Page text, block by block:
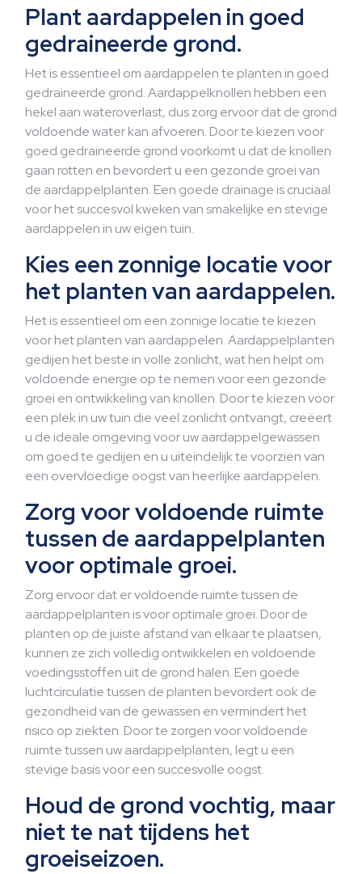
Plant aardappelen in goed
gedraineerde grond.
Het is essentieel om aardappelen te planten in goed
gedraineerde grond. Aardappelknollen hebben een
hekel aan wateroverlast, dus zorg ervoor dat de grond
voldoende water kan afvoeren. Door te kiezen voor
goed gedraineerde grond voorkomt u dat de knollen
gaan rotten en bevordert u een gezonde groei van
de aardappelplanten. Een goede drainage is cruciaal
voor het succesvol kweken van smakelijke en stevige
aardappelen in uw eigen tuin.
Kies een zonnige locatie voor
het planten van aardappelen.
Het is essentieel om een zonnige locatie te kiezen
voor het planten van aardappelen. Aardappelplanten
gedijen het beste in volle zonlicht, wat hen helpt om
voldoende energie op te nemen voor een gezonde
groei en ontwikkeling van knollen. Door te kiezen voor
een plek in uw tuin die veel zonlicht ontvangt, creëert
u de ideale omgeving voor uw aardappelgewassen
om goed te gedijen en u uiteindelijk te voorzien van
een overvloedige oogst van heerlijke aardappelen.
Zorg voor voldoende ruimte
tussen de aardappelplanten
voor optimale groei.
Zorg ervoor dat er voldoende ruimte tussen de
aardappelplanten is voor optimale groei. Door de
planten op de juiste afstand van elkaar te plaatsen,
kunnen ze zich volledig ontwikkelen en voldoende
voedingsstoffen uit de grond halen. Een goede
luchtcirculatie tussen de planten bevordert ook de
gezondheid van de gewassen en vermindert het
risico op ziekten. Door te zorgen voor voldoende
ruimte tussen uw aardappelplanten, legt u een
stevige basis voor een succesvolle oogst.
Houd de grond vochtig, maar
niet te nat tijdens het
groeiseizoen.